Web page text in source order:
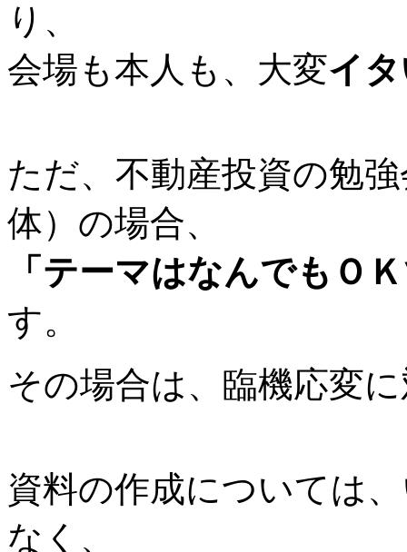
り、
会場も本人も、大変イ
ただ、不動産投資の勉
体）の場合、
「テーマはなんでもＯ
す。
その場合は、臨機応変
資料の作成については
なく、